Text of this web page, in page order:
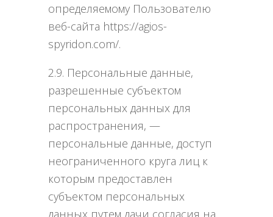
определяемому Пользователю
веб-сайта https://agios-
spyridon.com/.
2.9. Персональные данные,
разрешенные субъектом
персональных данных для
распространения, —
персональные данные, доступ
неограниченного круга лиц к
которым предоставлен
субъектом персональных
данных путем дачи согласия на